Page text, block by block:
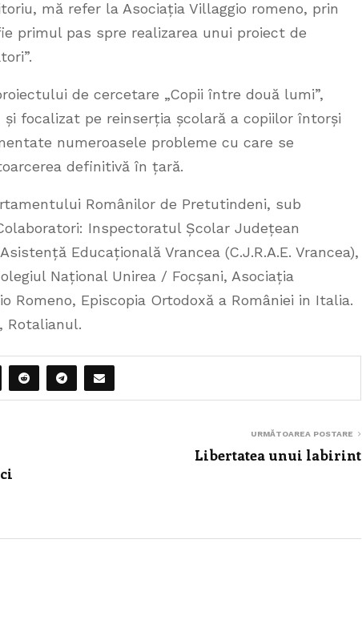
mă refer la Asociația Villaggio romeno, prin
primul pas spre realizarea unui proiect de
de cercetare „Copii între două lumi”,
focalizat pe reinserția școlară a copiilor întorși
numeroasele probleme cu care se
definitivă în țară.
Românilor de Pretutindeni, sub
Inspectoratul Școlar Județean
Educațională Vrancea (C.J.R.A.E. Vrancea),
Național Unirea / Focșani, Asociația
Romeno, Episcopia Ortodoxă a României in Italia.
Rotalianul.
URMĂTOAREA POSTARE
Libertatea unui labirint